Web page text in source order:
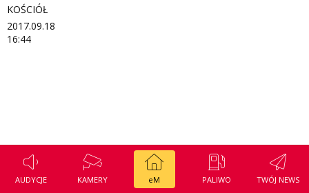
AUDYCJE KAMERY eM PALIWO TWÓJ NEWS
KOŚCIÓŁ
2017.09.18
16:44